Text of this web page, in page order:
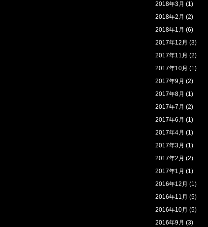
2018年3月 (1)
2018年2月 (2)
2018年1月 (6)
2017年12月 (3)
2017年11月 (2)
2017年10月 (1)
2017年9月 (2)
2017年8月 (1)
2017年7月 (2)
2017年6月 (1)
2017年4月 (1)
2017年3月 (1)
2017年2月 (2)
2017年1月 (1)
2016年12月 (1)
2016年11月 (5)
2016年10月 (5)
2016年9月 (3)